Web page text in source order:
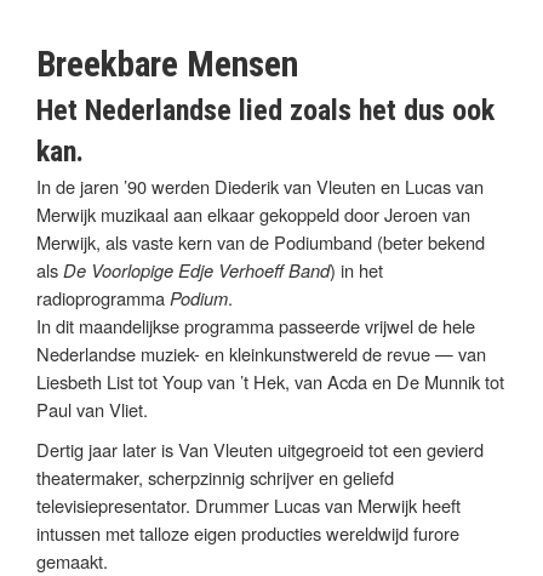
Breekbare Mensen
Het Nederlandse lied zoals het dus ook
kan.
In de jaren ’90 werden Diederik van Vleuten en Lucas van
Merwijk muzikaal aan elkaar gekoppeld door Jeroen van
Merwijk, als vaste kern van de Podiumband (beter bekend
alsDe Voorlopige Edje Verhoeff Band) in het
radioprogrammaPodium.
In dit maandelijkse programma passeerde vrijwel de hele
Nederlandse muziek- en kleinkunstwereld de revue — van
Liesbeth List tot Youp van ’t Hek, van Acda en De Munnik tot
Paul van Vliet.
Dertig jaar later is Van Vleuten uitgegroeid tot een gevierd
theatermaker, scherpzinnig schrijver en geliefd
televisiepresentator. Drummer Lucas van Merwijk heeft
intussen met talloze eigen producties wereldwijd furore
gemaakt.